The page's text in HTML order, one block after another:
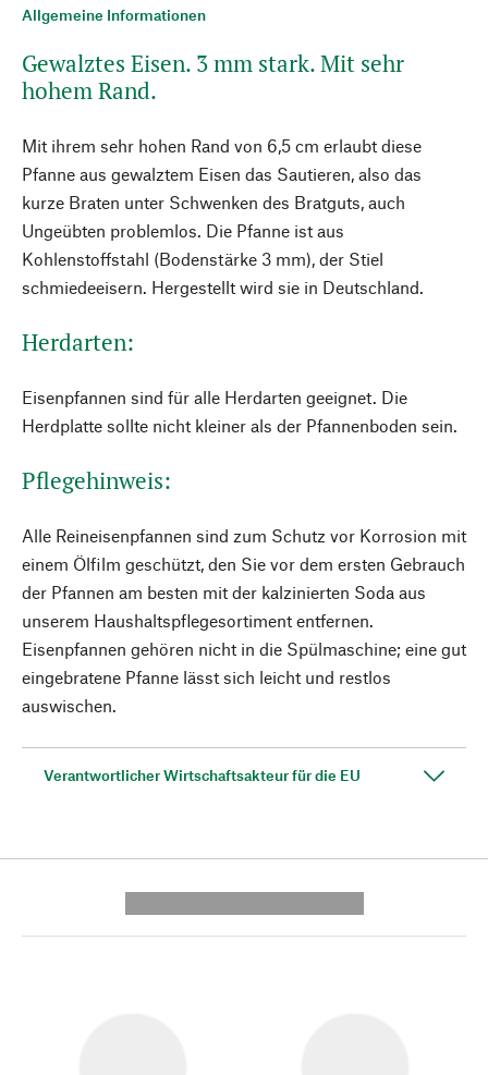
Allgemeine Informationen
Gewalztes Eisen. 3 mm stark. Mit sehr
hohem Rand.
Mit ihrem sehr hohen Rand von 6,5 cm erlaubt diese
Pfanne aus gewalztem Eisen das Sautieren, also das
kurze Braten unter Schwenken des Bratguts, auch
Ungeübten problemlos. Die Pfanne ist aus
Kohlenstoffstahl ­(Bodenstärke 3 mm), der Stiel
schmiedeeisern. Hergestellt wird sie in Deutschland.
Herdarten:
Eisenpfannen sind für alle Herdarten geeignet. Die
Herdplatte sollte nicht kleiner als der Pfannenboden sein.
Pflegehinweis:
Alle Reineisenpfannen sind zum Schutz vor Korrosion mit
einem Ölfilm geschützt, den Sie vor dem ersten Gebrauch
der Pfannen am besten mit der kalzinierten Soda aus
unserem Haushaltspflegesortiment entfernen.
Eisenpfannen gehören nicht in die Spülmaschine; eine gut
eingebratene Pfanne lässt sich leicht und restlos
auswischen.
Verantwortlicher Wirtschaftsakteur für die EU